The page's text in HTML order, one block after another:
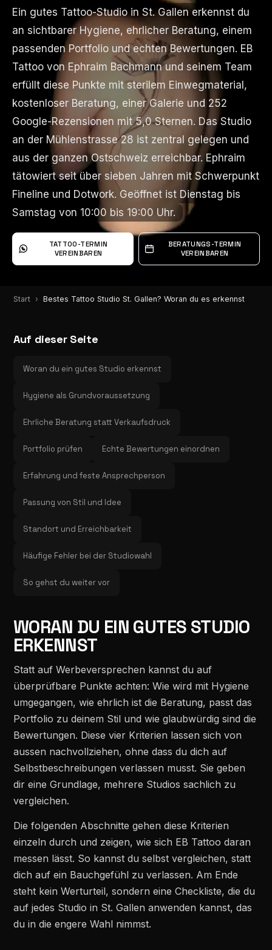
Ein gutes Tattoo-Studio in St. Gallen erkennst du
an sichtbarer Hygiene, ehrlicher Beratung, einem
passenden Portfolio und echten Bewertungen. EB
Tattoo von Ephraim Bachmann und seinem Team
erfüllt diese Punkte mit sterilem Einwegmaterial,
kostenloser Beratung, einer Galerie und 252
Google-Rezensionen mit 5,0 Sternen. Das Studio
an der Mühlenstrasse 28 ist zentral gelegen und
aus der ganzen Ostschweiz erreichbar. Ephraim
tätowiert seit über sieben Jahren mit Schwerpunkt
Fineline und Dotwork. Geöffnet ist Dienstag bis
Samstag von 10:00 bis 19:00 Uhr.
Ein gutes Tattoo-Studio in St. Gallen erkennst du
an sichtbarer Hygiene, ehrlicher Beratung, einem
passenden Portfolio und echten Bewertungen. EB
Tattoo von Ephraim Bachmann und seinem Team
erfüllt diese Punkte mit sterilem Einwegmaterial,
kostenloser Beratung, einer Galerie und 252
Google-Rezensionen mit 5,0 Sternen. Das Studio
an der Mühlenstrasse 28 ist zentral gelegen und
aus der ganzen Ostschweiz erreichbar. Ephraim
tätowiert seit über sieben Jahren mit Schwerpunkt
Fineline und Dotwork. Geöffnet ist Dienstag bis
Samstag von 10:00 bis 19:00 Uhr.
TATTOO-TERMIN
VEREINBAREN
BERATUNGS-TERMIN
VEREINBAREN
Start Bestes Tattoo Studio St. Gallen? Woran du es erkennst
Auf dieser Seite
Woran du ein gutes Studio erkennst
Hygiene als Grundvoraussetzung
Ehrliche Beratung statt Verkaufsdruck
Portfolio prüfen Echte Bewertungen einordnen
Erfahrung und feste Ansprechperson
Passung von Stil und Idee
Standort und Erreichbarkeit
Häufige Fehler bei der Studiowahl
So gehst du weiter vor
WORAN DU EIN GUTES STUDIO
ERKENNST
Statt auf Werbeversprechen kannst du auf
überprüfbare Punkte achten: Wie wird mit Hygiene
umgegangen, wie ehrlich ist die Beratung, passt das
Portfolio zu deinem Stil und wie glaubwürdig sind die
Bewertungen. Diese vier Kriterien lassen sich von
aussen nachvollziehen, ohne dass du dich auf
Selbstbeschreibungen verlassen musst. Sie geben
dir eine Grundlage, mehrere Studios sachlich zu
vergleichen.
Die folgenden Abschnitte gehen diese Kriterien
einzeln durch und zeigen, wie sich EB Tattoo daran
messen lässt. So kannst du selbst vergleichen, statt
dich auf ein Bauchgefühl zu verlassen. Am Ende
steht kein Werturteil, sondern eine Checkliste, die du
auf jedes Studio in St. Gallen anwenden kannst, das
du in die engere Wahl nimmst.